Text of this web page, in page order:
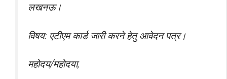
लखनऊ।
विषय: एटीएम कार्ड जारी करने हेतु आवेदन पत्र।
महोदय/महोदया,